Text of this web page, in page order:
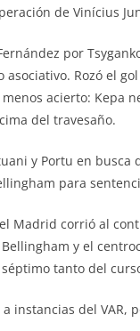
de Vinícius
por
Rozó el
acierto: Kepa
del travesaño.
y Portu en
para
Madrid corrió al
y el
tanto del
instancias del VAR,